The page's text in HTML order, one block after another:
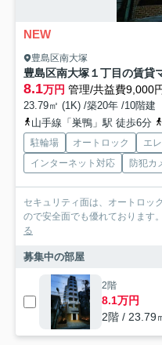
NEW
豊島区南大塚
豊島区南大塚１丁目の賃貸
8.1万円 管理/共益費9,000
23.79㎡ (1K) /築20年 /10階建
山手線「巣鴨」駅 徒歩6分
駐輪場 オートロック エ
インターネット対応
防犯カ
セキュリティ面は、オートロッ
ので安全面でも優れております
る
募集中の部屋
2階
8.1万円
2階 / 23.79